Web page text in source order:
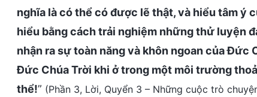
nghĩa là có thể có được lẽ thật, và hiểu tâm ý
hiểu bằng cách trải nghiệm những thử luyện
nhận ra sự toàn năng và khôn ngoan của
Đức Chúa Trời khi ở trong một môi trường
thể!” (Phần 3, Lời, Quyển 3 – Những cuộc trò